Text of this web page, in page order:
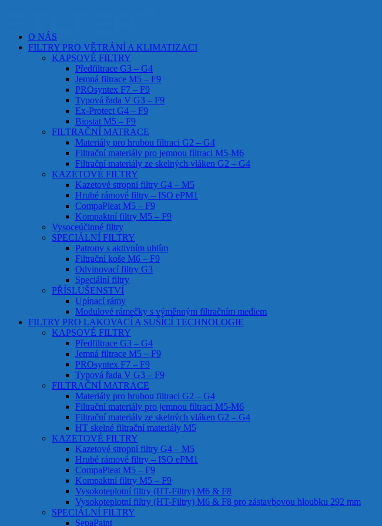
O NÁS
FILTRY PRO VĚTRÁNÍ A KLIMATIZACI
KAPSOVÉ FILTRY
Předfiltrace G3 – G4
Jemná filtrace M5 – F9
PROsyntex F7 – F9
Typová řada V G3 – F9
Ex-Protect G4 – F9
Biostat M5 – F9
FILTRAČNÍ MATRACE
Materiály pro hrubou filtraci G2 – G4
Filtrační materiály pro jemnou filtraci M5-M6
Filtrační materiály ze skelných vláken G2 – G4
KAZETOVÉ FILTRY
Kazetové stropní filtry G4 – M5
Hrubé rámové filtry – ISO ePM1
CompaPleat M5 – F9
Kompaktní filtry M5 – F9
Vysoceúčinné filtry
SPECIÁLNÍ FILTRY
Patrony s aktivním uhlím
Filtrační koše M6 – F9
Odvinovací filtry G3
Speciální filtry
PŘÍSLUŠENSTVÍ
Upínací rámy
Modulové rámečky s výměnným filtračním mediem
FILTRY PRO LAKOVACÍ A SUŠÍCÍ TECHNOLOGIE
KAPSOVÉ FILTRY
Předfiltrace G3 – G4
Jemná filtrace M5 – F9
PROsyntex F7 – F9
Typová řada V G3 – F9
FILTRAČNÍ MATRACE
Materiály pro hrubou filtraci G2 – G4
Filtrační materiály pro jemnou filtraci M5-M6
Filtrační materiály ze skelných vláken G2 – G4
HT skelné filtrační materiály M5
KAZETOVÉ FILTRY
Kazetové stropní filtry G4 – M5
Hrubé rámové filtry – ISO ePM1
CompaPleat M5 – F9
Kompaktní filtry M5 – F9
Vysokoteplotní filtry (HT-Filtry) M6 & F8
Vysokoteplotní filtry (HT-Filtry) M6 & F8 pro zástavbovou hloubku 292 mm
SPECIÁLNÍ FILTRY
SepaPaint